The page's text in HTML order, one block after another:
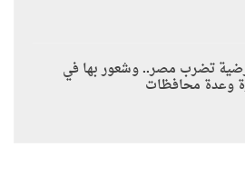
تضرب مصر.. وشعور بها في
وعدة محافظات